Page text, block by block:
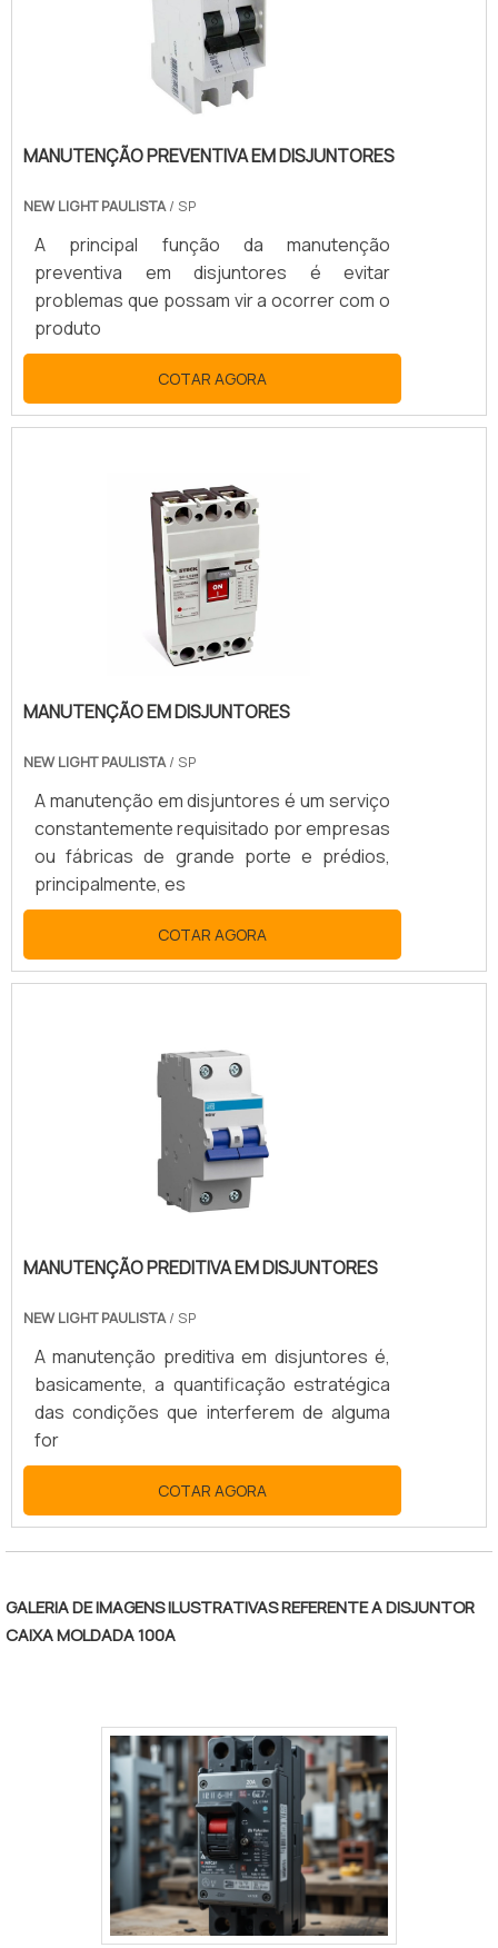
MANUTENÇÃO PREVENTIVA EM DISJUNTORES
NEW LIGHT PAULISTA/ SP
A principal função da manutenção
preventiva em disjuntores é evitar
problemas que possam vir a ocorrer com o
produto
COTAR AGORA
MANUTENÇÃO EM DISJUNTORES
NEW LIGHT PAULISTA/ SP
A manutenção em disjuntores é um serviço
constantemente requisitado por empresas
ou fábricas de grande porte e prédios,
principalmente, es
COTAR AGORA
MANUTENÇÃO PREDITIVA EM DISJUNTORES
NEW LIGHT PAULISTA/ SP
A manutenção preditiva em disjuntores é,
basicamente, a quantificação estratégica
das condições que interferem de alguma
for
COTAR AGORA
GALERIA DE IMAGENS ILUSTRATIVAS REFERENTE A DISJUNTOR
CAIXA MOLDADA 100A